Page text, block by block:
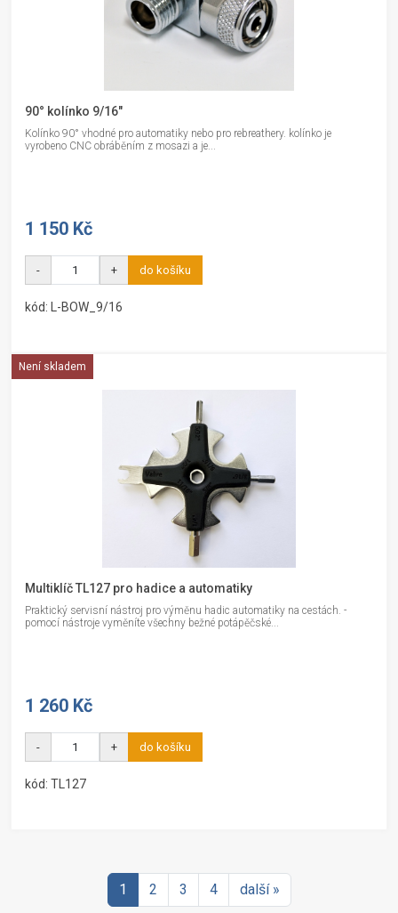
90° kolínko 9/16"
Kolínko 90° vhodné pro automatiky nebo pro rebreathery. kolínko je
vyrobeno CNC obráběním z mosazi a je...
1 150 Kč
- + do košíku
kód: L-BOW_9/16
Není skladem
Multiklíč TL127 pro hadice a automatiky
Praktický servisní nástroj pro výměnu hadic automatiky na cestách. -
pomocí nástroje vyměníte všechny bežné potápěčské...
1 260 Kč
- + do košíku
kód: TL127
1 2 3 4 další »